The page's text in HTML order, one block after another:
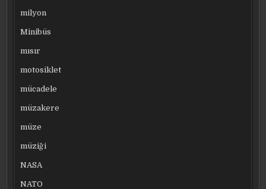
milyon
Minibüs
mısır
motosiklet
mücadele
müzakere
müze
müziği
NASA
NATO